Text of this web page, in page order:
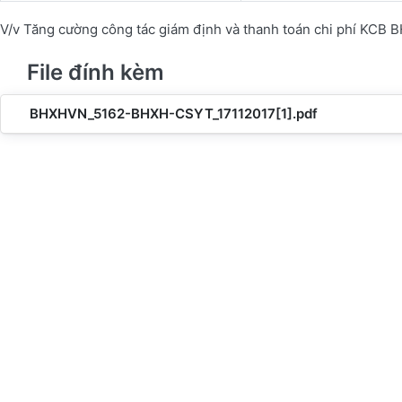
V/v Tăng cường công tác giám định và thanh toán chi phí KCB
File đính kèm
BHXHVN_5162-BHXH-CSYT_17112017[1].pdf